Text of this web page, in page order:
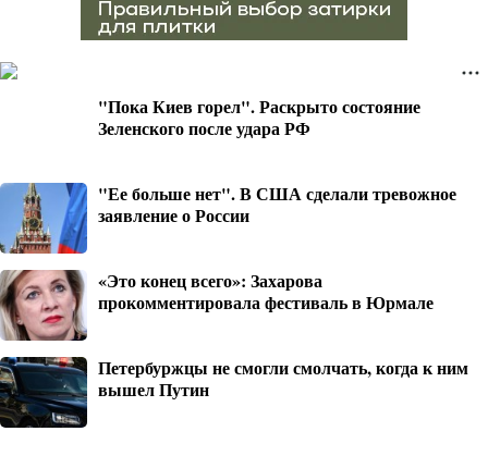
"Пока Киев горел". Раскрыто состояние
Зеленского после удара РФ
"Ее больше нет". В США сделали тревожное
заявление о России
«Это конец всего»: Захарова
прокомментировала фестиваль в Юрмале
Петербуржцы не смогли смолчать, когда к ним
вышел Путин